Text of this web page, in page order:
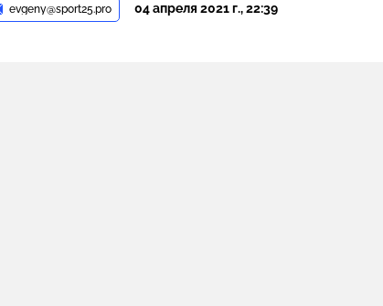
evgeny@sport25.pro 04 апреля 2021 г., 22:39